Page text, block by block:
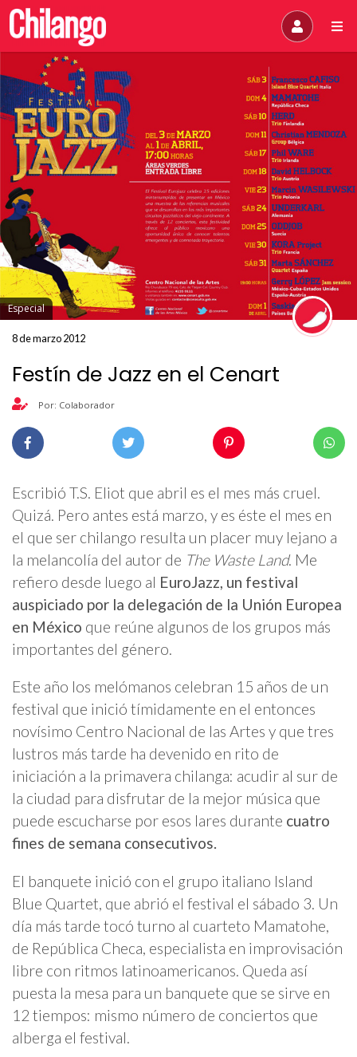
Especial
8 de marzo 2012
Festín de Jazz en el Cenart
Por: Colaborador
Escribió T.S. Eliot que abril es el mes más cruel.
Quizá. Pero antes está marzo, y es éste el mes en
el que ser chilango resulta un placer muy lejano a
la melancolía del autor de The Waste Land. Me
refiero desde luego al EuroJazz, un festival
auspiciado por la delegación de la Unión Europea
en México que reúne algunos de los grupos más
importantes del género.
Este año los melómanos celebran 15 años de un
festival que inició tímidamente en el entonces
novísimo Centro Nacional de las Artes y que tres
lustros más tarde ha devenido en rito de
iniciación a la primavera chilanga: acudir al sur de
la ciudad para disfrutar de la mejor música que
puede escucharse por esos lares durante cuatro
fines de semana consecutivos.
El banquete inició con el grupo italiano Island
Blue Quartet, que abrió el festival el sábado 3. Un
día más tarde tocó turno al cuarteto Mamatohe,
de República Checa, especialista en improvisación
libre con ritmos latinoamericanos. Queda así
puesta la mesa para un banquete que se sirve en
12 tiempos: mismo número de conciertos que
alberga el festival.